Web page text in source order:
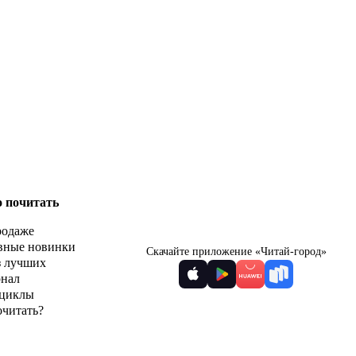
почитать
новинки
лучших
Скачайте приложение «Читай-город»